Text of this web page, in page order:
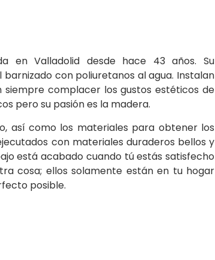
en Valladolid desde hace 43 años. Su
con poliuretanos al agua. Instalan
complacer los gustos estéticos de
pero su pasión es la madera.
así como los materiales para obtener los
con materiales duraderos bellos y
está acabado cuando tú estás satisfecho
cosa; ellos solamente están en tu hogar
posible.